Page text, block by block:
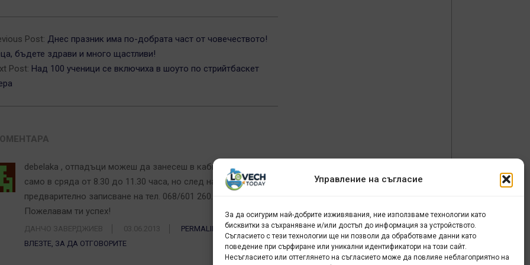
Управление на съгласие
За да осигурим най-добрите изживявания, ние използваме технологии като
бисквитки за съхраняване и/или достъп до информация за устройството.
Съгласието с тези технологии ще ни позволи да обработваме данни като
поведение при сърфиране или уникални идентификатори на този сайт.
Несъгласието или оттеглянето на съгласието може да повлияе неблагоприятно на
Post: Днес празник има по-добрата част от човечеството!
бъдете здрави и много щастливи!
Post: Над 100 ученици се включиха в шоуто по стрийтбаскет
debelaka , отпадъци можеш да занесеш в кабинета на кмета
само в сряда от 8.30 до 11.30 часа, но след направено от теб
предварително записване на тел. 068/601 260.
Пожелавам ти успех!
ДАНЧО ЗАВЕРДЖИЕВ 03.06.2013
PERMALINK
ВЛЕЗТЕ, ЗА ДА ОТГОВОРИТЕ